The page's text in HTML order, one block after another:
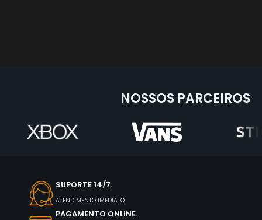
NOSSOS PARCEIROS
SUPORTE 14/7.
ATENDIMENTO IMEDIATO
PAGAMENTO ONLINE.